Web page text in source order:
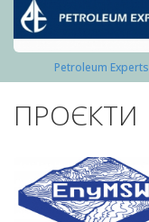
Petroleum Experts
ПРОЄКТИ